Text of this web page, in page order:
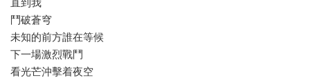
直到我
鬥破蒼穹
未知的前方誰在等候
下一場激烈戰鬥
看光芒沖擊着夜空